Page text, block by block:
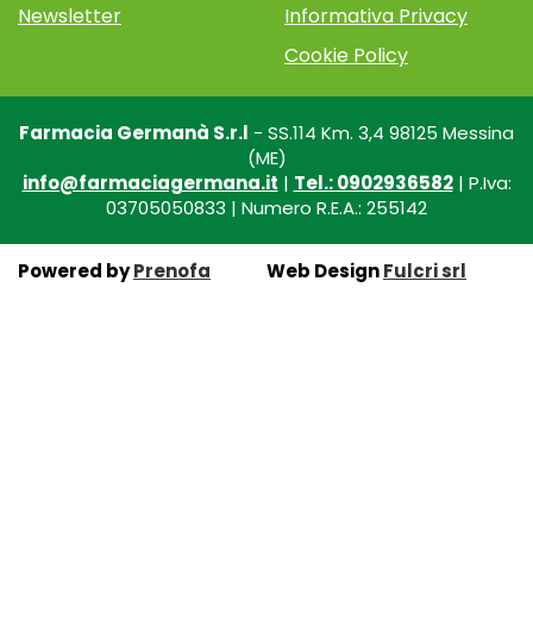
Newsletter
Informativa Privacy
Cookie Policy
Farmacia Germanà S.r.l - SS.114 Km. 3,4 98125 Messina
(ME)
info@farmaciagermana.it | Tel.: 0902936582| P.Iva:
03705050833 | Numero R.E.A.: 255142
Powered byPrenofa Web DesignFulcri srl